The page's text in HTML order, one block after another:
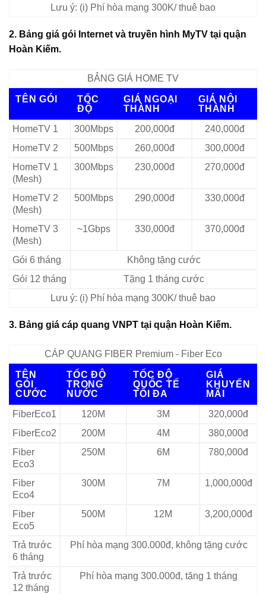
Lưu ý: (i) Phí hòa mạng 300K/ thuê bao
2. Bảng giá gói Internet và truyền hình MyTV tại quận
Hoàn Kiếm.
BẢNG GIÁ HOME TV
TÊN GÓI
TỐC
ĐỘ
GIÁ NGOẠI
THÀNH
GIÁ NỘI
THÀNH
HomeTV 1
300Mbps 200,000đ
240,000đ
HomeTV 2
500Mbps 260,000đ
300,000đ
HomeTV 1
(Mesh)
300Mbps 230,000đ 270,000đ
HomeTV 2
(Mesh)
500Mbps 290,000đ 330,000đ
HomeTV 3
(Mesh)
~1Gbps 330,000đ 370,000đ
Gói 6 tháng
Không tặng cước
Gói 12 tháng
Tặng 1 tháng cước
Lưu ý: (i) Phí hòa mạng 300K/ thuê bao
3. Bảng giá cáp quang VNPT tại quận Hoàn Kiếm.
CÁP QUANG FIBER Premium - Fiber Eco
TÊN
GÓI
CƯỚC
TỐC ĐỘ
TRONG
NƯỚC
TỐC ĐỘ
QUỐC TẾ
TỐI ĐA
GIÁ
KHUYẾN
MÃI
FiberEco1
120M 3M
320,000đ
FiberEco2
200M 4M
380,000đ
Fiber
Eco3
250M 6M 780,000đ
Fiber
Eco4
300M 7M 1,000,000đ
Fiber
Eco5
500M 12M 3,200,000đ
Trả trước
6 tháng
Phí hòa mạng 300.000đ, không tặng cước
Trả trước
12 tháng
Phí hòa mạng 300.000đ, tặng 1 tháng